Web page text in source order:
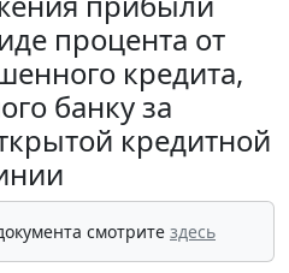
процента от
кредита,
банку за
кредитной
смотрите здесь